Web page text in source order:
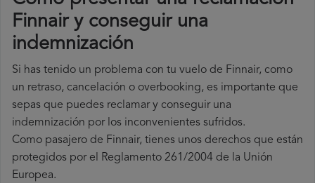
Finnair y conseguir una
indemnización
Si has tenido un problema con tu vuelo de Finnair, como
un retraso, cancelación o overbooking, es importante que
sepas que puedes reclamar y conseguir una
indemnización por los inconvenientes sufridos.
Como pasajero de Finnair, tienes unos derechos que están
protegidos por el Reglamento 261/2004 de la Unión
Europea.